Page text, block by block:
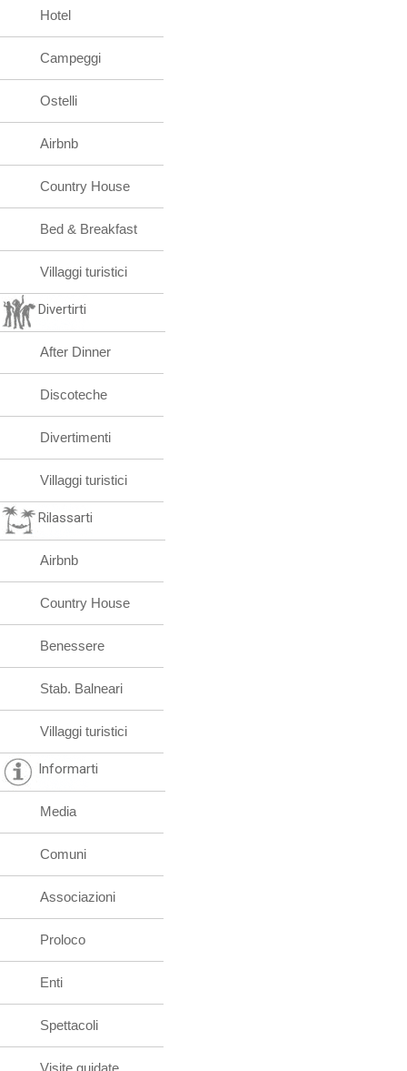
Hotel
Campeggi
Ostelli
Airbnb
Country House
Bed & Breakfast
Villaggi turistici
Divertirti
After Dinner
Discoteche
Divertimenti
Villaggi turistici
Rilassarti
Airbnb
Country House
Benessere
Stab. Balneari
Villaggi turistici
Informarti
Media
Comuni
Associazioni
Proloco
Enti
Spettacoli
Visite guidate